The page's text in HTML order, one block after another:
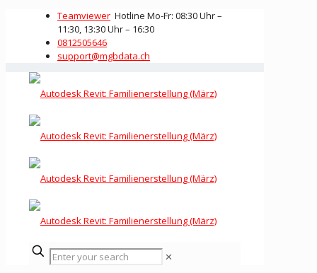
Teamviewer Hotline Mo-Fr: 08:30 Uhr –
11:30, 13:30 Uhr – 16:30
0812505646
support@mgbdata.ch
✕